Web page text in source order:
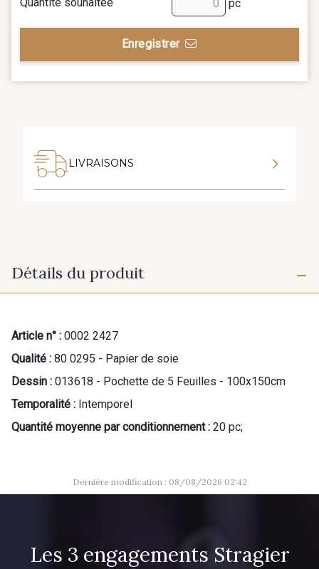
pc
Enregistrer
LIVRAISONS
Détails du produit
Article n° : 0002 2427
Qualité : 80 0295 - Papier de soie
Dessin : 013618 - Pochette de 5 Feuilles - 100x150cm
Temporalité : Intemporel
Quantité moyenne par conditionnement : 20 pc;
Dernière modification : 08/08/2026 02:42
Les 3 engagements Stragier